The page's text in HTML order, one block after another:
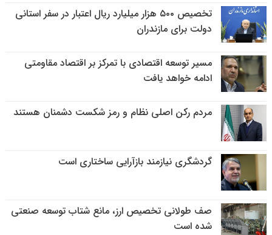
تخصیص ۵۰۰ هزار میلیارد ریال اعتبار در سفر استانی
دولت برای مازندران
مسیر توسعه اقتصادی با تمرکز بر اقتصاد مقاومتی
ادامه خواهد یافت
مردم رکن اصلی نظام و رمز شکست دشمنان هستند
گردشگری نیازمند بازآرایی ساختاری است
صف طولانی تخصیص ارز، مانع شتاب توسعه صنعتی
شده است